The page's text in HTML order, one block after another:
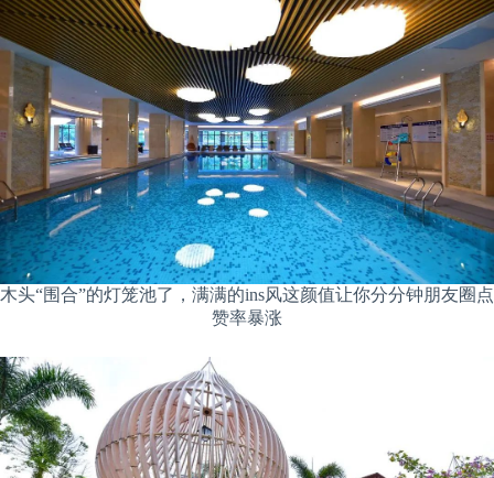
木头“围合”的灯笼池了，满满的ins风这颜值让你分分钟朋友圈点
赞率暴涨